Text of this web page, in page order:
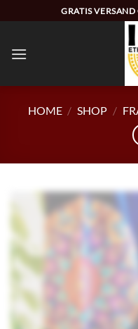
Inhalt
GRATIS
HOME / SHOP /